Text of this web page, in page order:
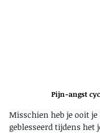
Pijn-angst
Misschien heb je ooit
geblesseerd tijdens het